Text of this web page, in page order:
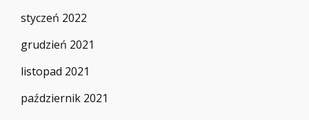
styczeń 2022
grudzień 2021
listopad 2021
październik 2021